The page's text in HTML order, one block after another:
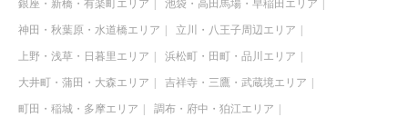
銀座・新橋・有楽町エリア 池袋・高田馬場・早稲田エリア
神田・秋葉原・水道橋エリア 立川・八王子周辺エリア
上野・浅草・日暮里エリア 浜松町・田町・品川エリア
大井町・蒲田・大森エリア 吉祥寺・三鷹・武蔵境エリア
町田・稲城・多摩エリア 調布・府中・狛江エリア